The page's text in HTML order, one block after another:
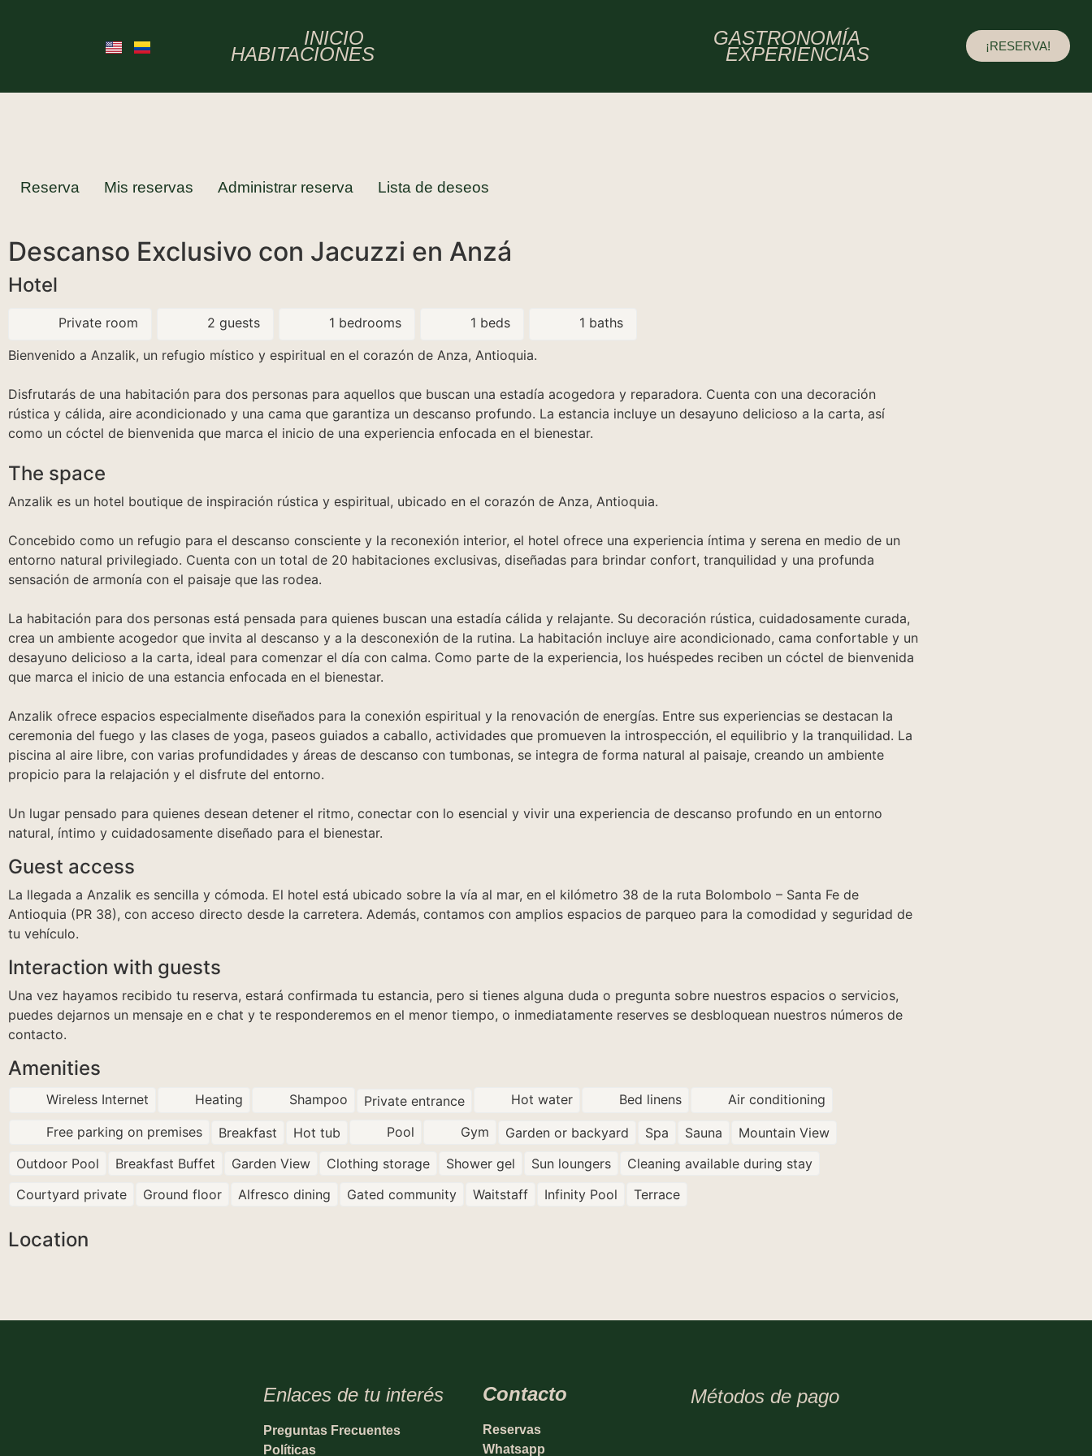
INICIO
HABITACIONES
GASTRONOMÍA
EXPERIENCIAS ¡RESERVA!
Reserva Mis reservas Administrar reserva Lista de deseos
Descanso Exclusivo con Jacuzzi en Anzá
Hotel
Private room 2 guests 1 bedrooms 1 beds
1 baths
Bienvenido a Anzalik, un refugio místico y espiritual en el corazón de Anza, Antioquia.
Disfrutarás de una habitación para dos personas para aquellos que buscan una estadía acogedora y reparadora. Cuenta con una decoración
rústica y cálida, aire acondicionado y una cama que garantiza un descanso profundo. La estancia incluye un desayuno delicioso a la carta, así
como un cóctel de bienvenida que marca el inicio de una experiencia enfocada en el bienestar.
The space
Anzalik es un hotel boutique de inspiración rústica y espiritual, ubicado en el corazón de Anza, Antioquia.
Concebido como un refugio para el descanso consciente y la reconexión interior, el hotel ofrece una experiencia íntima y serena en medio de un
entorno natural privilegiado. Cuenta con un total de 20 habitaciones exclusivas, diseñadas para brindar confort, tranquilidad y una profunda
sensación de armonía con el paisaje que las rodea.
La habitación para dos personas está pensada para quienes buscan una estadía cálida y relajante. Su decoración rústica, cuidadosamente curada,
crea un ambiente acogedor que invita al descanso y a la desconexión de la rutina. La habitación incluye aire acondicionado, cama confortable y un
desayuno delicioso a la carta, ideal para comenzar el día con calma. Como parte de la experiencia, los huéspedes reciben un cóctel de bienvenida
que marca el inicio de una estancia enfocada en el bienestar.
Anzalik ofrece espacios especialmente diseñados para la conexión espiritual y la renovación de energías. Entre sus experiencias se destacan la
ceremonia del fuego y las clases de yoga, paseos guiados a caballo, actividades que promueven la introspección, el equilibrio y la tranquilidad. La
piscina al aire libre, con varias profundidades y áreas de descanso con tumbonas, se integra de forma natural al paisaje, creando un ambiente
propicio para la relajación y el disfrute del entorno.
Un lugar pensado para quienes desean detener el ritmo, conectar con lo esencial y vivir una experiencia de descanso profundo en un entorno
natural, íntimo y cuidadosamente diseñado para el bienestar.
Guest access
La llegada a Anzalik es sencilla y cómoda. El hotel está ubicado sobre la vía al mar, en el kilómetro 38 de la ruta Bolombolo – Santa Fe de
Antioquia (PR 38), con acceso directo desde la carretera. Además, contamos con amplios espacios de parqueo para la comodidad y seguridad de
tu vehículo.
Interaction with guests
Una vez hayamos recibido tu reserva, estará confirmada tu estancia, pero si tienes alguna duda o pregunta sobre nuestros espacios o servicios,
puedes dejarnos un mensaje en e chat y te responderemos en el menor tiempo, o inmediatamente reserves se desbloquean nuestros números de
contacto.
Amenities
Wireless Internet Heating Shampoo Private entrance Hot water Bed linens
Air conditioning
Free parking on premises
Breakfast Hot tub Pool Gym Garden or backyard Spa Sauna
Mountain View
Outdoor Pool
Breakfast Buffet Garden View Clothing storage Shower gel Sun loungers
Cleaning available during stay
Courtyard private
Ground floor Alfresco dining Gated community Waitstaff Infinity Pool Terrace
Location
Enlaces de tu interés
Preguntas Frecuentes
Políticas
Contacto
Reservas
Whatsapp
Métodos de pago